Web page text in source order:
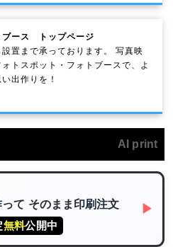
ブース トップページ
設置まで承っております。 写真映
ォトスポット・フォトブースで、よ
出作りを！
AI print
て そのまま印刷注文
無料公開中
▶